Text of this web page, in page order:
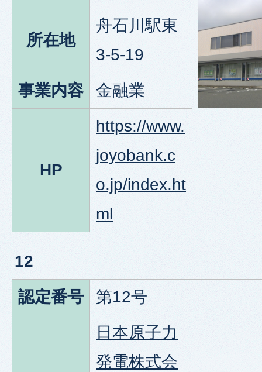
所在地
舟石川駅東
3-5-19
事業内容
金融業
HP
https://www.
joyobank.c
o.jp/index.ht
ml
12
認定番号
第12号
日本原子力
発電株式会